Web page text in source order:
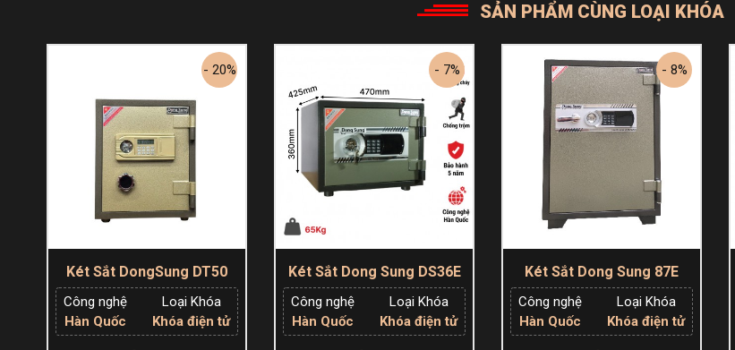
Tại sao nên chọn Két Sắt KS35 Khóa Điện Tử?
SẢN PHẨM CÙNG LOẠI KHÓA
- 20%
Két Sắt DongSung DT50
Công nghệ
Hàn Quốc
Loại Khóa
Khóa điện tử
- 7%
Két Sắt Dong Sung DS36E
Công nghệ
Hàn Quốc
Loại Khóa
Khóa điện tử
- 8%
Két Sắt Dong Sung 87E
Công nghệ
Hàn Quốc
Loại Khóa
Khóa điện tử